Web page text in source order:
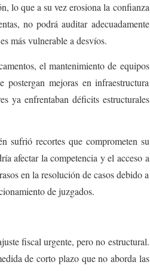
lo que a su vez erosiona la confianza
no podrá auditar adecuadamente
más vulnerable a desvíos.
el mantenimiento de equipos
mejoras en infraestructura
ya enfrentaban déficits estructurales
sufrió recortes que comprometen su
afectar la competencia y el acceso a
en la resolución de casos debido a
de juzgados.
fiscal urgente, pero no estructural.
de corto plazo que no aborda las